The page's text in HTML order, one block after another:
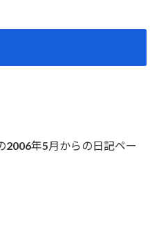
2006年5月からの日記ペー